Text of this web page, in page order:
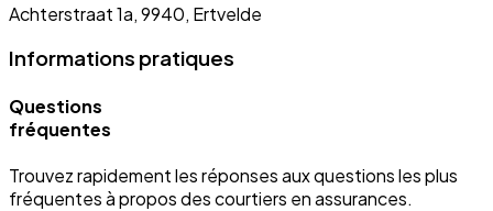
Achterstraat 1a, 9940, Ertvelde
Informations pratiques
Questions
fréquentes
Trouvez rapidement les réponses aux questions les plus
fréquentes à propos des courtiers en assurances.